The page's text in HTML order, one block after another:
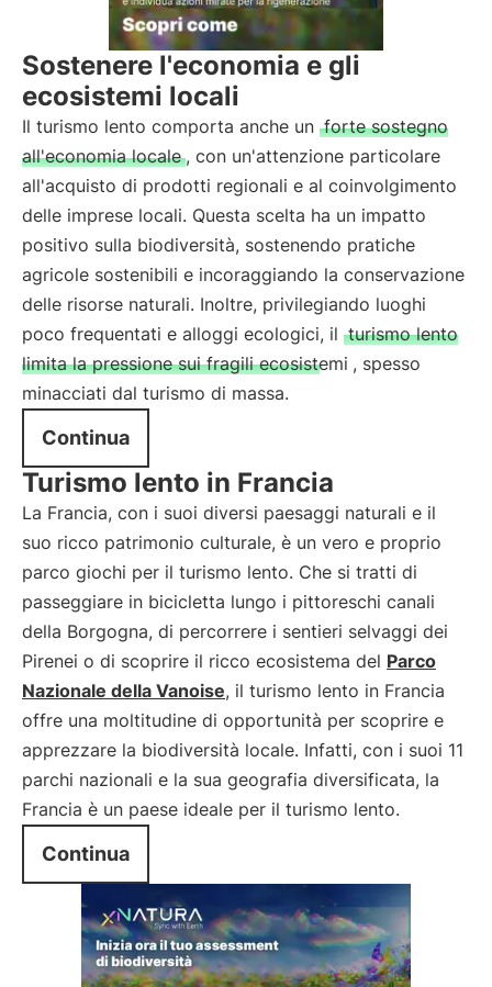
Sostenere l'economia e gli
ecosistemi locali
Il turismo lento comporta anche un forte sostegno
all'economia locale , con un'attenzione particolare
all'acquisto di prodotti regionali e al coinvolgimento
delle imprese locali. Questa scelta ha un impatto
positivo sulla biodiversità, sostenendo pratiche
agricole sostenibili e incoraggiando la conservazione
delle risorse naturali. Inoltre, privilegiando luoghi
poco frequentati e alloggi ecologici, il turismo lento
limita la pressione sui fragili ecosistemi , spesso
minacciati dal turismo di massa.
Continua
Turismo lento in Francia
La Francia, con i suoi diversi paesaggi naturali e il
suo ricco patrimonio culturale, è un vero e proprio
parco giochi per il turismo lento. Che si tratti di
passeggiare in bicicletta lungo i pittoreschi canali
della Borgogna, di percorrere i sentieri selvaggi dei
Pirenei o di scoprire il ricco ecosistema del Parco
Nazionale della Vanoise, il turismo lento in Francia
offre una moltitudine di opportunità per scoprire e
apprezzare la biodiversità locale. Infatti, con i suoi 11
parchi nazionali e la sua geografia diversificata, la
Francia è un paese ideale per il turismo lento.
Continua